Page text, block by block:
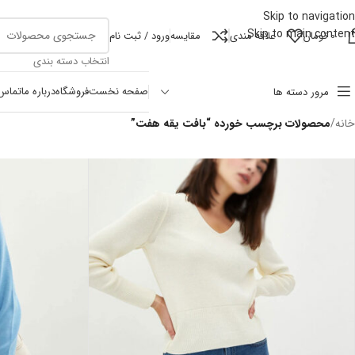
Skip to navigation
Skip to main content
0تومان علاقه مندی مقايسهورود / ثبت نام
انتخاب دسته بندی
مرور دسته ها
صفحه نخستفروشگاهدرباره ما
خانه/محصولات برچسب خورده “بافت یقه هفت”